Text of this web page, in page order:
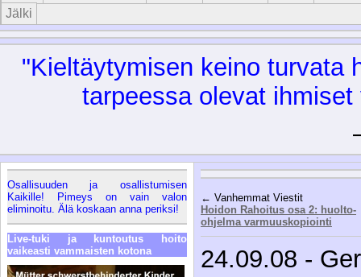
Jälki
"Kieltäytymisen keino turvata
tarpeessa olevat
Osallisuuden ja osallistumisen
Kaikille! Pimeys on vain valon
eliminoitu. Älä koskaan anna periksi!
Live-tuki ja kuntoutus hoito
vaikeasti vammaisten kotona
← Vanhemmat Viestit
Hoidon Rahoitus osa 2: huolto-
ohjelma varmuuskopiointi
24.09.08 -